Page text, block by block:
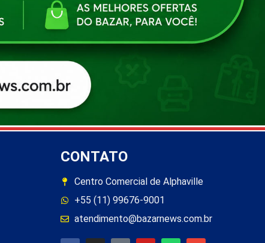
CONTATO
Centro Comercial de Alphaville
+55 (11) 99676-9001
atendimento@bazarnews.com.br